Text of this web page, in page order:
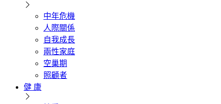
中年危機
人際關係
自我成長
兩性家庭
空巢期
照顧者
健 康